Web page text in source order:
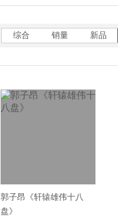
综合 销量 新品
郭子昂《轩辕雄伟十八
盘》